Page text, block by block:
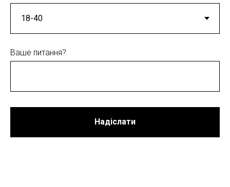
Ваше питання?
Надіслати